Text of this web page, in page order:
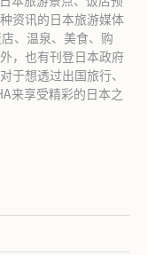
资讯的日本旅游媒体
、温泉、美食、购
，也有刊登日本政府
于想透过出国旅行、
来享受精彩的日本之